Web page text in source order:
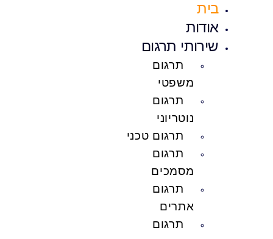
בית
אודות
שירותי תרגום
תרגום
משפטי
תרגום
נוטריוני
תרגום טכני
תרגום
מסמכים
תרגום
אתרים
תרגום